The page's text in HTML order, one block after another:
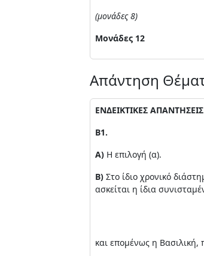
(μονάδες 8)
Μονάδες 12
Απάντηση
ΕΝΔΕΙΚΤΙΚΕΣ ΑΠΑΝΤΗΣΕΙΣ
Β1.
Α) Η επιλογή (α).
Β) Στο ίδιο χρονικό
ασκείται η ίδια
και επομένως η Βασιλική,